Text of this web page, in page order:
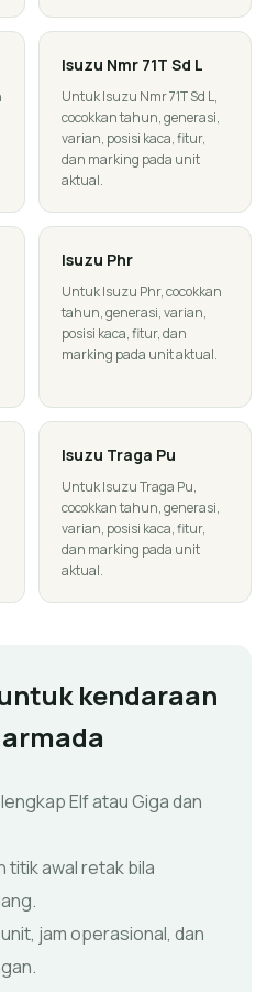
Isuzu Nmr 71T Sd L
Untuk Isuzu Nmr 71T Sd L,
cocokkan tahun, generasi,
varian, posisi kaca, fitur,
dan marking pada unit
aktual.
Isuzu Phr
Untuk Isuzu Phr, cocokkan
tahun, generasi, varian,
posisi kaca, fitur, dan
marking pada unit aktual.
Isuzu Traga Pu
Untuk Isuzu Traga Pu,
cocokkan tahun, generasi,
varian, posisi kaca, fitur,
dan marking pada unit
aktual.
kendaraan
Elf atau Giga dan
titik awal retak bila
jam operasional, dan